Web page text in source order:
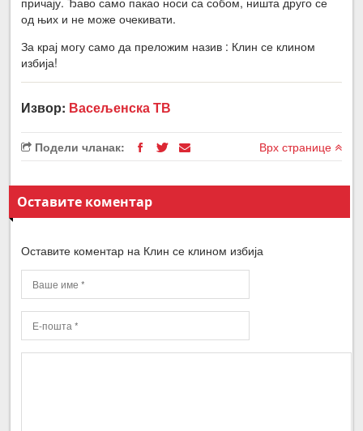
од њих и не може очекивати.
За крај могу само да преложим назив : Клин се клином
избија!
Извор: Васељенска ТВ
Подели чланак: Врх странице
Оставите коментар
Оставите коментар на Клин се клином избија